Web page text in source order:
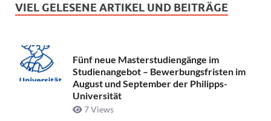
VIEL GELESENE ARTIKEL UND BEITRÄGE
Fünf neue Masterstudiengänge im
Studienangebot – Bewerbungsfristen im
August und September der Philipps-
Universität
7 Views